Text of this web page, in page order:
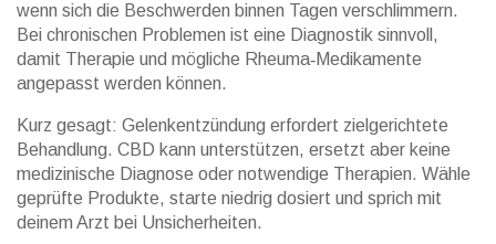
wenn sich die Beschwerden binnen Tagen verschlimmern.
Bei chronischen Problemen ist eine Diagnostik sinnvoll,
damit Therapie und mögliche Rheuma‑Medikamente
angepasst werden können.
Kurz gesagt: Gelenkentzündung erfordert zielgerichtete
Behandlung. CBD kann unterstützen, ersetzt aber keine
medizinische Diagnose oder notwendige Therapien. Wähle
geprüfte Produkte, starte niedrig dosiert und sprich mit
deinem Arzt bei Unsicherheiten.